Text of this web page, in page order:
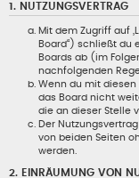
1. NUTZUNGSVERTRAG
Mit dem Zugriff auf
Board“) schließt du
Boards ab (im
nachfolgenden
Wenn du mit
das Board nicht
die an dieser Stelle
Der
von beiden Seiten
werden.
2. EINRÄUMUNG VON